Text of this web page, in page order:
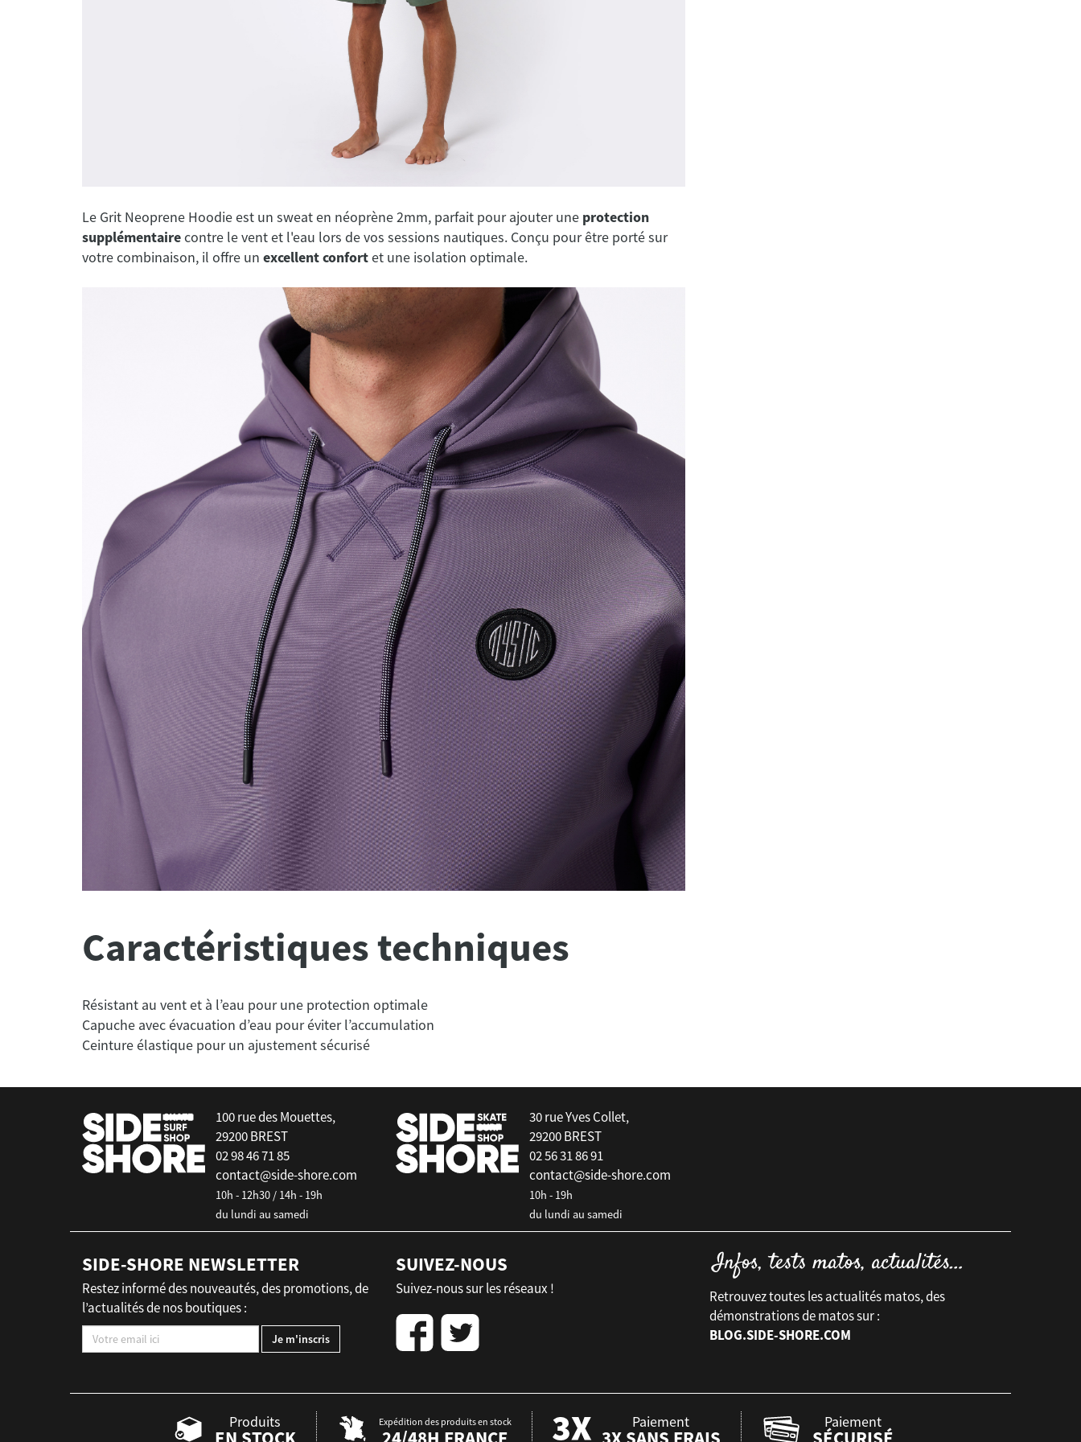
Le Grit Neoprene Hoodie est un sweat en néoprène 2mm, parfait pour ajouter une protection
supplémentairecontre le vent et l'eau lors de vos sessions nautiques. Conçu pour être porté sur
votre combinaison, il offre un excellent confortet une isolation optimale.
Caractéristiques techniques
Résistant au vent et à l’eau pour une protection optimale
Capuche avec évacuation d’eau pour éviter l’accumulation
100 rue des Mouettes,
29200 BREST
02 98 46 71 85
contact@side-shore.com
10h - 12h30 / 14h - 19h
du lundi au samedi
30 rue Yves Collet,
29200 BREST
02 56 31 86 91
contact@side-shore.com
10h - 19h
du lundi au samedi
SIDE-SHORE NEWSLETTER
Restez informé des nouveautés, des promotions, de
l’actualités de nos boutiques :
SUIVEZ-NOUS
Suivez-nous sur les réseaux !
Retrouvez toutes les actualités matos, des
démonstrations de matos sur :
BLOG.SIDE-SHORE.COM
Produits Expédition des produits en stock Paiement Paiement